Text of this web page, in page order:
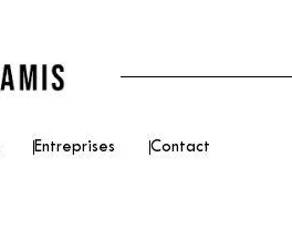
Entreprises Contact